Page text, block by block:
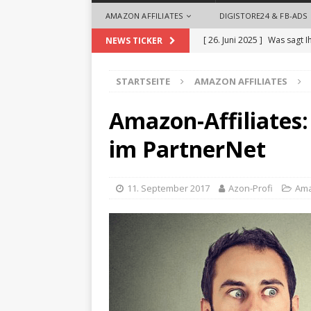
AMAZON AFFILIATES DIGISTORE24 & FB-ADS
NEWS TICKER [ 26. Juni 2025 ] Was sagt
ALLGEMEIN
[ 18. September 2024 ]
[ 1. August 2024 ]
Headhuntern profitieren
STARTSEITE AMAZON AFFILIATES
Amazon-
im PartnerNet
11. September 2017 Azon-Profi